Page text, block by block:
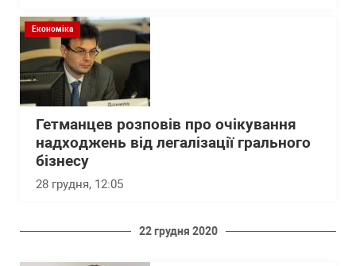
Економіка
Гетманцев розповів про очікування
надходжень від легалізації грального
бізнесу
28 грудня, 12:05
22 грудня 2020